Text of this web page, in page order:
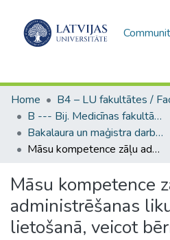
Home
B --- Bij. Medicīnas fakultātes studentu noslēguma darbi / Faculty of Medicine - Graduate works
Bakalaura un maģistra darbi (MF) / Bachelor's and Master's theses
Māsu kompetence zāļu administrēšanas likuma “5 pareizi’’ lietošanā, veicot bērna aprūpē
Māsu kompetence
administrēšanas
lietošanā, veicot